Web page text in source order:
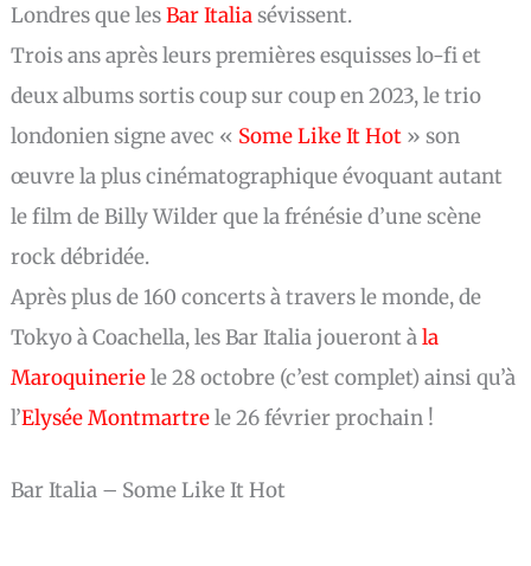
Londres que lesBar Italiasévissent.
Trois ans après leurs premières esquisses lo-fi et
deux albums sortis coup sur coup en 2023, le trio
londonien signe avec « Some Like It Hot » son
œuvre la plus cinématographique évoquant autant
le film de Billy Wilder que la frénésie d’une scène
rock débridée.
Après plus de 160 concerts à travers le monde, de
Tokyo à Coachella, les Bar Italia joueront àla
Maroquineriele 28 octobre (c’est complet) ainsi qu’à
l’Elysée Montmartrele 26 février prochain !
Bar Italia – Some Like It Hot